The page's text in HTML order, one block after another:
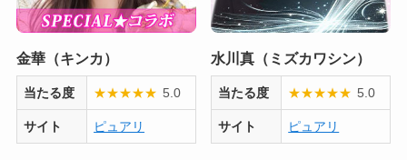
金華（キンカ）
当たる度 ★★★★★ 5.0
サイト ピュアリ
水川真（ミズカワシン）
当たる度 ★★★★★ 5.0
サイト ピュアリ